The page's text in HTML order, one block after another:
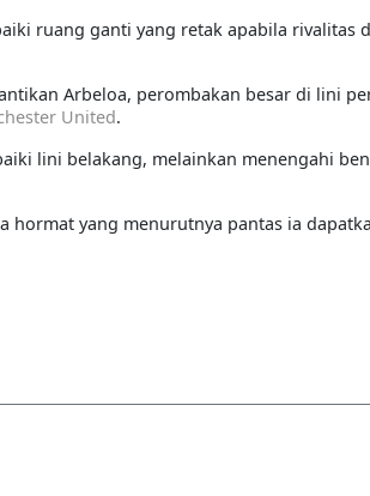
ruang ganti yang retak apabila rivalitas
Arbeloa, perombakan besar di lini
United.
lini belakang, melainkan menengahi
hormat yang menurutnya pantas ia